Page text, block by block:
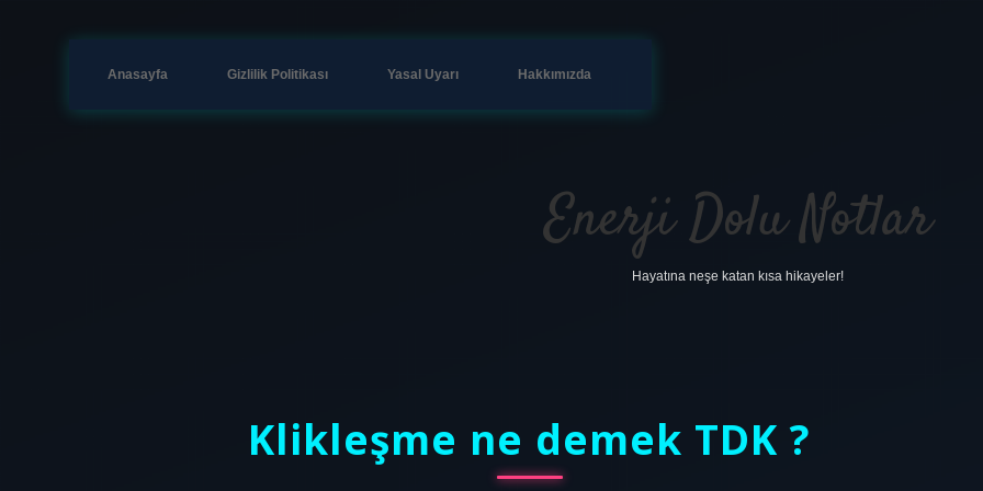
Anasayfa Gizlilik Politikası Yasal Uyarı Hakkımızda
Enerji Dolu Notlar
Hayatına neşe katan kısa hikayeler!
Klikleşme ne demek TDK ?